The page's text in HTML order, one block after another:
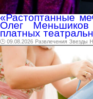
«Растоптанные
Олег
платных
🕑 09.08.2026 Развлечения Звезды